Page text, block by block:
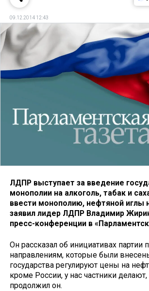
09.12.2014 12:43
ЛДПР выступает за введение
монополии на алкоголь, табак и
ввести монополию, нефтяной иглы
заявил лидер ЛДПР Владимир
пресс-конференции в
Он рассказал об инициативах партии
направлениям, которые были
государства регулируют цены на
кроме России, у нас частники делают,
продолжил он.